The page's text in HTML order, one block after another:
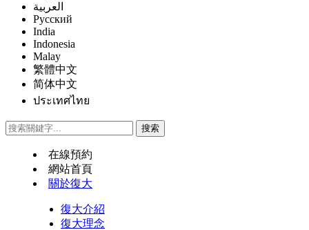
العربية
Русский
India
Indonesia
Malay
繁體中文
简体中文
ประเทศไทย
在線預約
網站首頁
關於復大
復大介紹
復大理念